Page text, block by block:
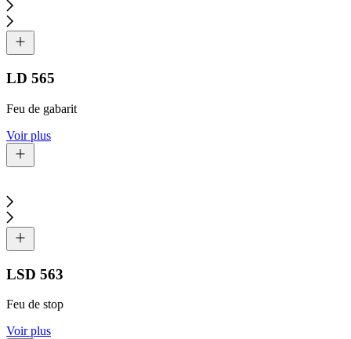
LD 565
Feu de gabarit
Voir plus
LSD 563
Feu de stop
Voir plus